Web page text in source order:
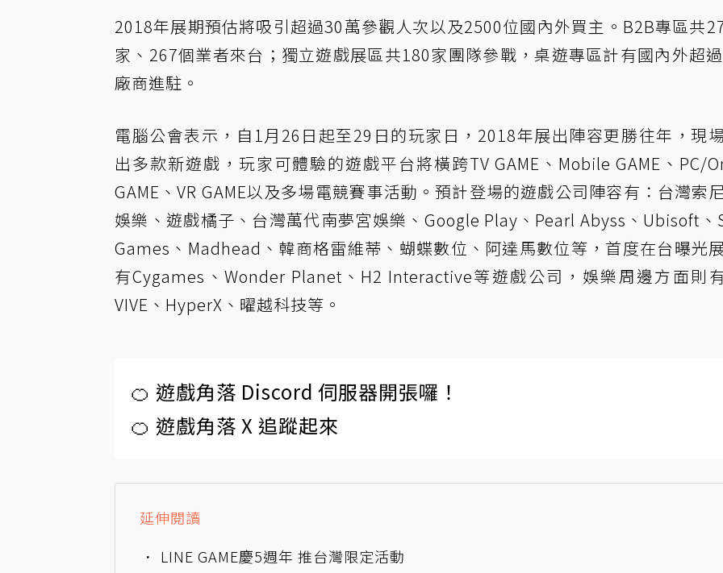
2018年展期預估將吸引超過30萬參觀人次以及2500位國內外買主。B2B專區共
家、267個業者來台；獨立遊戲展區共180家團隊參戰，桌遊專區計有國內外超
廠商進駐。
電腦公會表示，自1月26日起至29日的玩家日，2018年展出陣容更勝往年，現
出多款新遊戲，玩家可體驗的遊戲平台將橫跨TV GAME、Mobile GAME、PC/
GAME、VR GAME以及多場電競賽事活動。預計登場的遊戲公司陣容有：台灣索
娛樂、遊戲橘子、台灣萬代南夢宮娛樂、Google Play、Pearl Abyss、Ubisoft、
Games、Madhead、韓商格雷維蒂、蝴蝶數位、阿達馬數位等，首度在台曝光
有Cygames、Wonder Planet、H2 Interactive等遊戲公司，娛樂周邊方面則
VIVE、HyperX、曜越科技等。
🍊 遊戲角落 Discord 伺服器開張囉！
🍊 遊戲角落 X 追蹤起來
延伸閱讀
LINE GAME慶5週年 推台灣限定活動